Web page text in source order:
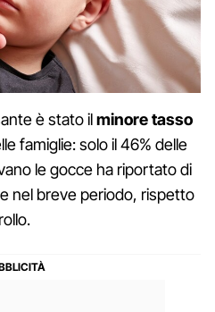
è stato ilminore tasso
famiglie: solo il 46% delle
le gocce ha riportato di
nel breve periodo, rispetto